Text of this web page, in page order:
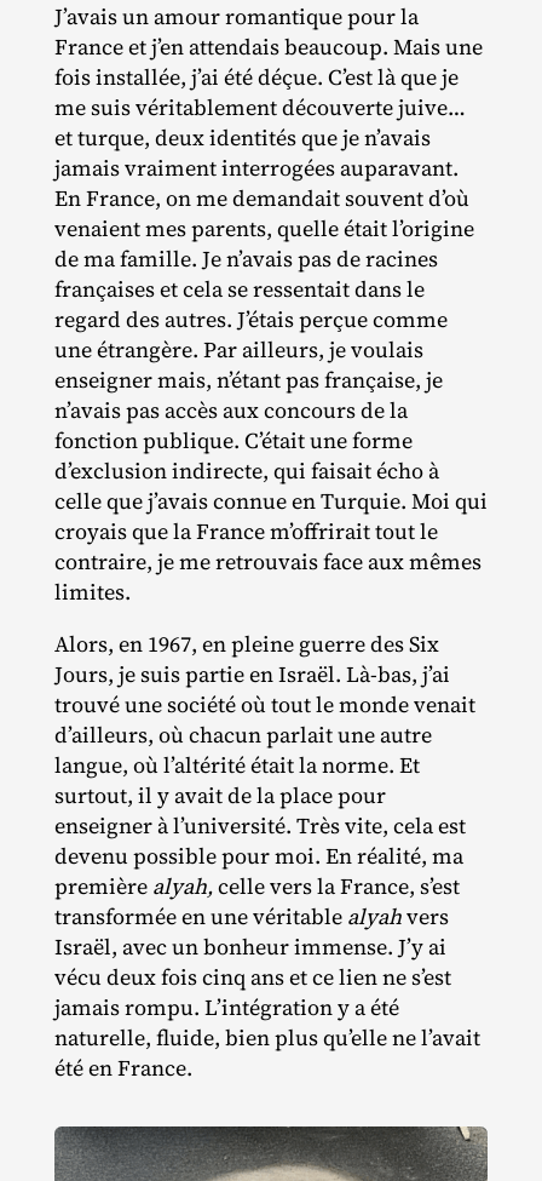
J’avais un amour romantique pour la
France et j’en attendais beaucoup. Mais une
fois installée, j’ai été déçue. C’est là que je
me suis véritablement découverte juive…
et turque, deux identités que je n’avais
jamais vraiment interrogées auparavant.
En France, on me demandait souvent d’où
venaient mes parents, quelle était l’origine
de ma famille. Je n’avais pas de racines
françaises et cela se ressentait dans le
regard des autres. J’étais perçue comme
une étrangère. Par ailleurs, je voulais
enseigner mais, n’étant pas française, je
n’avais pas accès aux concours de la
fonction publique. C’était une forme
d’exclusion indirecte, qui faisait écho à
celle que j’avais connue en Turquie. Moi qui
croyais que la France m’offrirait tout le
contraire, je me retrouvais face aux mêmes
limites.
Alors, en 1967, en pleine guerre des Six
Jours, je suis partie en Israël. Là‐​bas, j’ai
trouvé une société où tout le monde venait
d’ailleurs, où chacun parlait une autre
langue, où l’altérité était la norme. Et
surtout, il y avait de la place pour
enseigner à l’université. Très vite, cela est
devenu possible pour moi. En réalité, ma
première alyah,celle vers la France, s’est
transformée en une véritable alyahvers
Israël, avec un bonheur immense. J’y ai
vécu deux fois cinq ans et ce lien ne s’est
jamais rompu. L’intégration y a été
naturelle, fluide, bien plus qu’elle ne l’avait
été en France.